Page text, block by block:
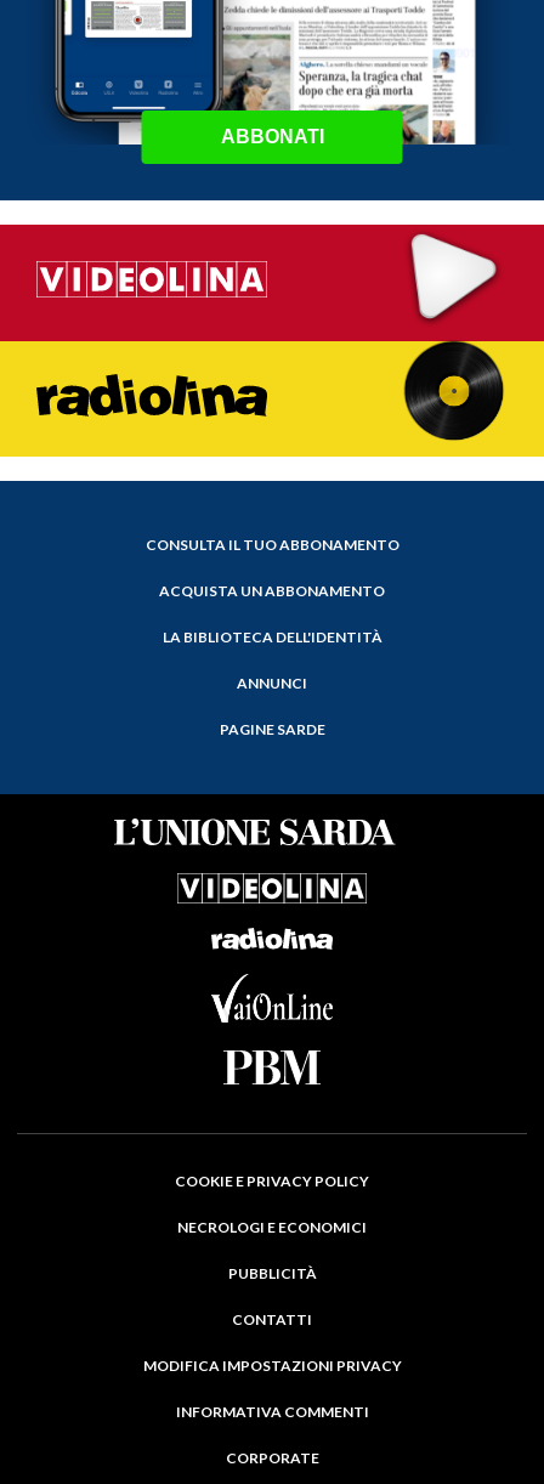
ABBONATI
CONSULTA IL TUO ABBONAMENTO
ACQUISTA UN ABBONAMENTO
LA BIBLIOTECA DELL'IDENTITÀ
ANNUNCI
PAGINE SARDE
COOKIE E PRIVACY POLICY
NECROLOGI E ECONOMICI
PUBBLICITÀ
CONTATTI
MODIFICA IMPOSTAZIONI PRIVACY
INFORMATIVA COMMENTI
CORPORATE